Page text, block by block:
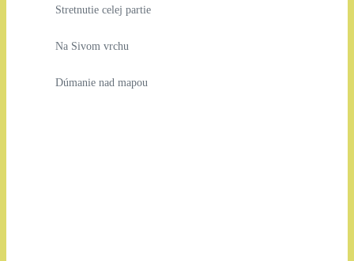
Stretnutie celej partie
Na Sivom vrchu
Dúmanie nad mapou